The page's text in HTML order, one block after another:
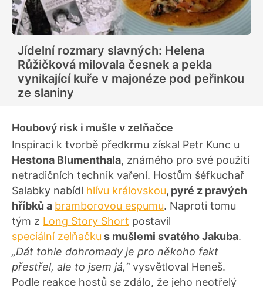
Jídelní rozmary slavných: Helena
Růžičková milovala česnek a pekla
vynikající kuře v majonéze pod peřinkou
ze slaniny
Houbový risk i mušle v zelňačce
Inspiraci k tvorbě předkrmu získal Petr Kunc u
Hestona Blumenthala, známého pro své použití
netradičních technik vaření. Hostům šéfkuchař
Salabky nabídl hlívu královskou, pyré z pravých
hříbků a bramborovou espumu. Naproti tomu
tým z Long Story Short postavil
speciální zelňačku s mušlemi svatého Jakuba.
„Dát tohle dohromady je pro někoho fakt
přestřel, ale to jsem já,“vysvětloval Heneš.
Podle reakce hostů se zdálo, že jeho neotřelý